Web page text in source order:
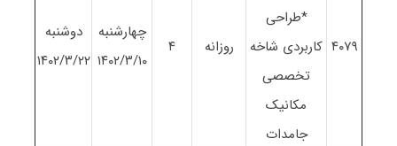
۴٠٧٩
*طراحی
کاربردی شاخه
تخصصی
مکانیک
جامدات
روزانه ۴
چهارشنبه
١۴٠٢/٣/١٠
دوشنبه
١۴٠٢/٣/٢٢